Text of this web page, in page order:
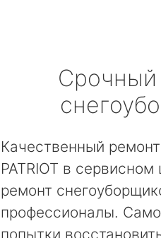
Качественный
PATRIOT в
ремонт
профессионалы.
попытки